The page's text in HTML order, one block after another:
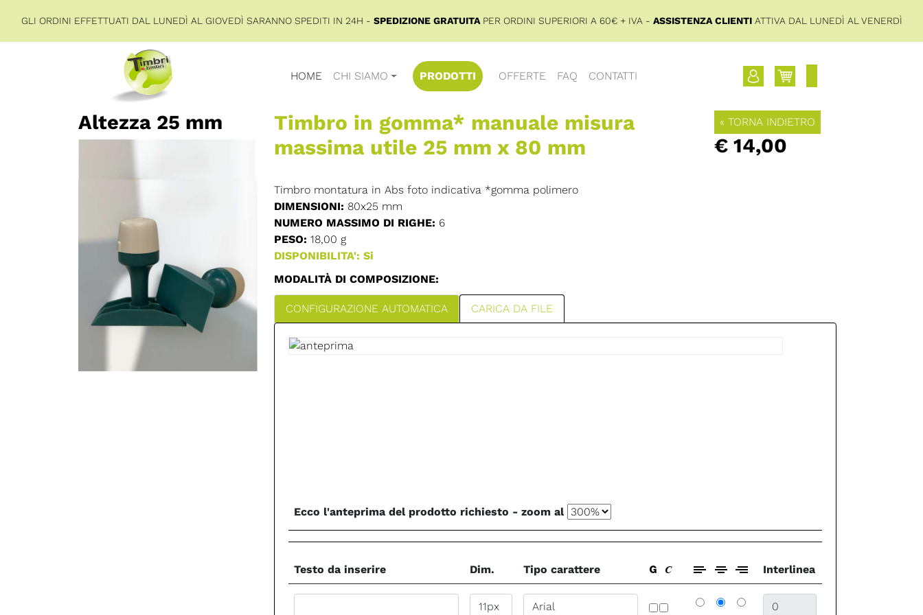
GLI ORDINI EFFETTUATI DAL LUNEDÌ AL GIOVEDÌ SARANNO SPEDITI IN 24H - SPEDIZIONE GRATUITAPER ORDINI SUPERIORI A 60€ + IVA - ASSISTENZA CLIENTIATTIVA DAL LUNEDÌ AL VENERDÌ
HOME CHI SIAMO PRODOTTI OFFERTE FAQ CONTATTI
Altezza 25 mm
Timbro in gomma* manuale misura
massima utile 25 mm x 80 mm
Timbro montatura in Abs foto indicativa *gomma polimero
DIMENSIONI: 80x25 mm
NUMERO MASSIMO DI RIGHE: 6
PESO: 18,00 g
DISPONIBILITA': Si
MODALITÀ DI COMPOSIZIONE:
« TORNA INDIETRO
€ 14,00
CONFIGURAZIONE AUTOMATICA CARICA DA FILE
Ecco l'anteprima del prodotto richiesto - zoom al
Testo da inserire Dim. Tipo carattere Interlinea